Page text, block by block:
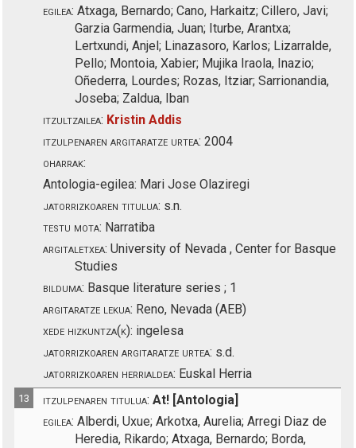
egilea: Atxaga, Bernardo; Cano, Harkaitz; Cillero, Javi;
Garzia Garmendia, Juan; Iturbe, Arantxa;
Lertxundi, Anjel; Linazasoro, Karlos; Lizarralde,
Pello; Montoia, Xabier; Mujika Iraola, Inazio;
Oñederra, Lourdes; Rozas, Itziar; Sarrionandia,
Joseba; Zaldua, Iban
itzultzailea: Kristin Addis
itzulpenaren argitaratze urtea: 2004
oharrak:
Antologia-egilea: Mari Jose Olaziregi
jatorrizkoaren titulua: s.n.
testu mota: Narratiba
argitaletxea: University of Nevada , Center for Basque
Studies
bilduma: Basque literature series ; 1
argitaratze lekua: Reno, Nevada (AEB)
xede hizkuntza(k): ingelesa
jatorrizkoaren argitaratze urtea: s.d.
jatorrizkoaren herrialdea: Euskal Herria
13 itzulpenaren titulua: At! [Antologia]
egilea: Alberdi, Uxue; Arkotxa, Aurelia; Arregi Diaz de
Heredia, Rikardo; Atxaga, Bernardo; Borda,